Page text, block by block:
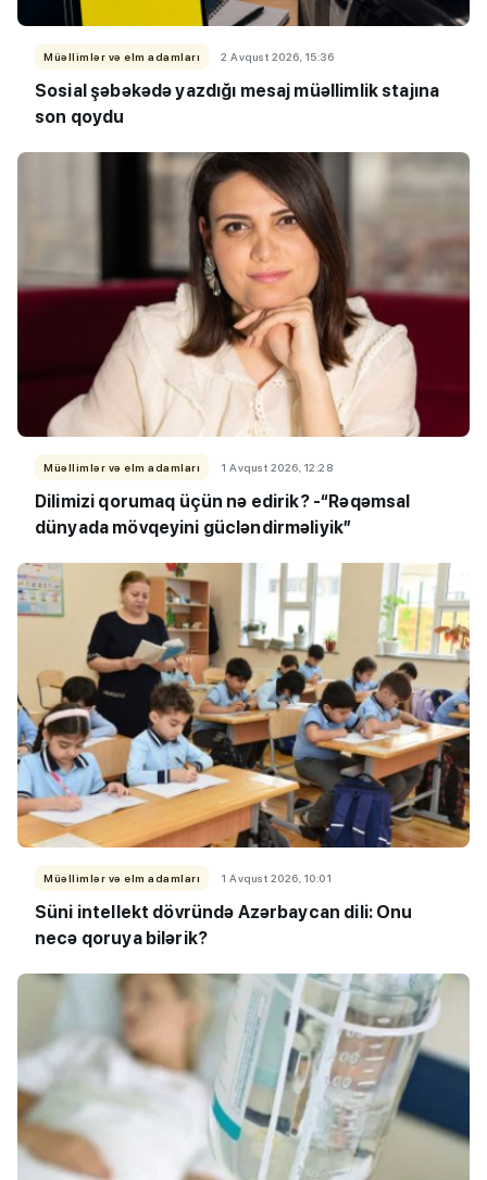
Müəllimlər və elm adamları 2 Avqust 2026, 15:36
Sosial şəbəkədə yazdığı mesaj müəllimlik stajına
son qoydu
Müəllimlər və elm adamları 1 Avqust 2026, 12:28
Dilimizi qorumaq üçün nə edirik? -“Rəqəmsal
dünyada mövqeyini gücləndirməliyik”
Müəllimlər və elm adamları 1 Avqust 2026, 10:01
Süni intellekt dövründə Azərbaycan dili: Onu
necə qoruya bilərik?